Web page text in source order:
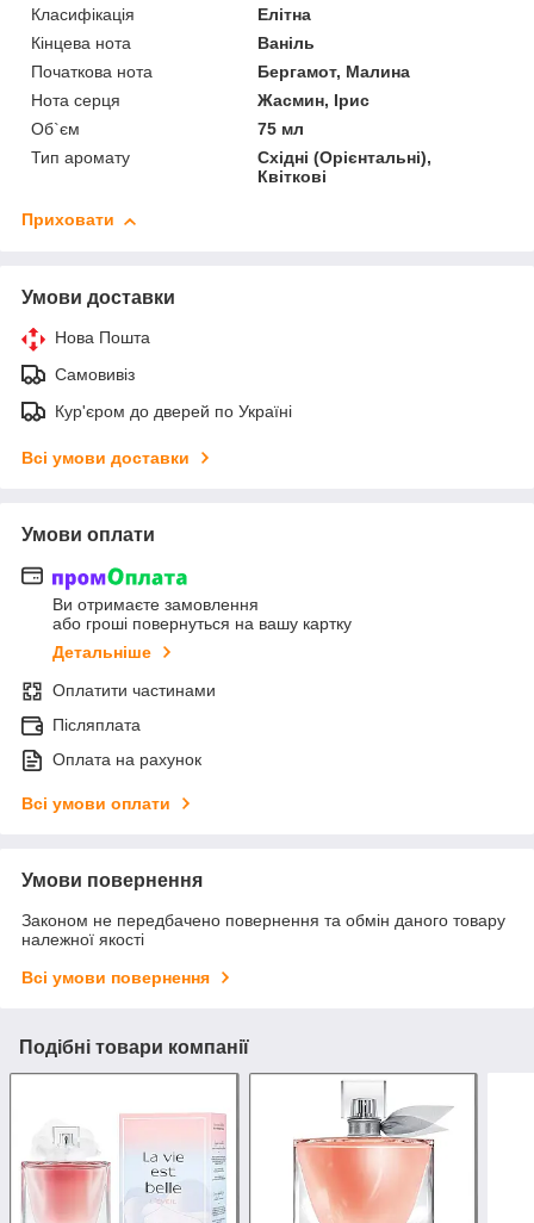
Класифікація
Елітна
Кінцева нота
Ваніль
Початкова нота
Бергамот, Малина
Нота серця
Жасмин, Ірис
Об`єм
75 мл
Тип аромату
Східні (Орієнтальні),
Квіткові
Приховати
Умови доставки
Нова Пошта
Самовивіз
Кур'єром до дверей по Україні
Всі умови доставки
Умови оплати
Ви отримаєте замовлення
або гроші повернуться на вашу картку
Детальніше
Оплатити частинами
Післяплата
Оплата на рахунок
Всі умови оплати
Умови повернення
Законом не передбачено повернення та обмін даного товару
належної якості
Всі умови повернення
Подібні товари компанії